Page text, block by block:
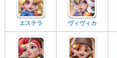
エステラ ヴィヴィカ